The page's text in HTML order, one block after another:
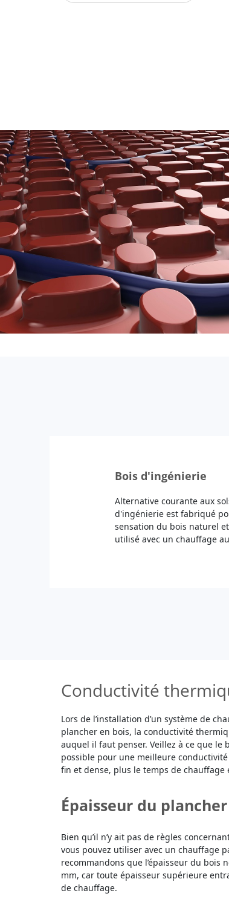
Bois d'ingénierie
Alternative courante aux
d'ingénierie est fabriqué
sensation du bois naturel
utilisé avec un chauffage
Conductivité
Lors de l’installation d’un système de
plancher en bois, la conductivité
auquel il faut penser. Veillez à ce que le
possible pour une meilleure
fin et dense, plus le temps de chauffage
Épaisseur du plancher
Bien qu’il n’y ait pas de règles
vous pouvez utiliser avec un chauffage
recommandons que l’épaisseur du bois
mm, car toute épaisseur supérieure
de chauffage.